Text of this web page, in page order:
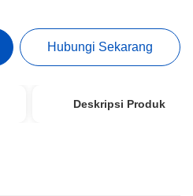
Hubungi Sekarang
Deskripsi Produk